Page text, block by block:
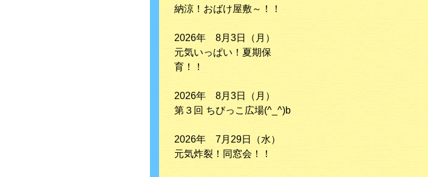
納涼！おばけ屋敷～！！
2026年 8月3日（月）
元気いっぱい！夏期保
育！！
2026年 8月3日（月）
第３回 ちびっこ広場(^_^)b
2026年 7月29日（水）
元気炸裂！同窓会！！